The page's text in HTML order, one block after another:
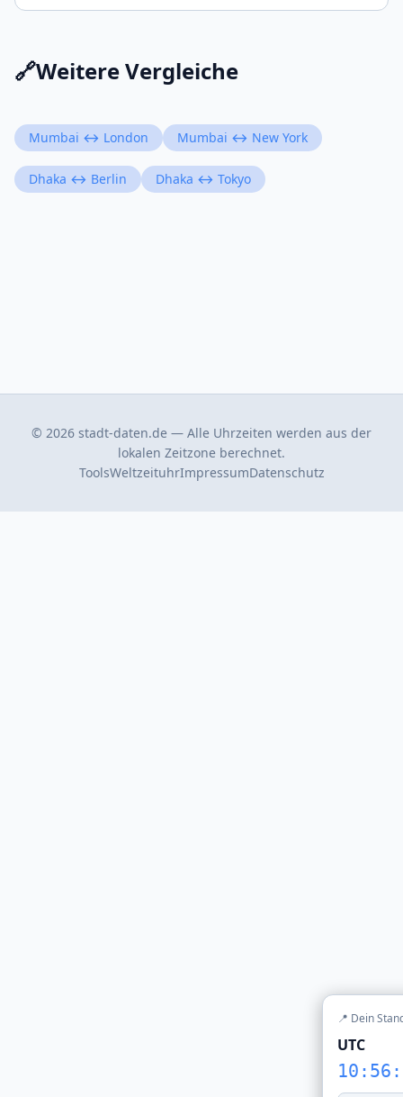
🔗Weitere Vergleiche
Mumbai ↔ London Mumbai ↔ New York
Dhaka ↔ Berlin Dhaka ↔ Tokyo
© 2026 stadt-daten.de — Alle Uhrzeiten werden aus der
lokalen Zeitzone berechnet.
ToolsWeltzeituhrImpressumDatenschutz
📍 Dein
UTC